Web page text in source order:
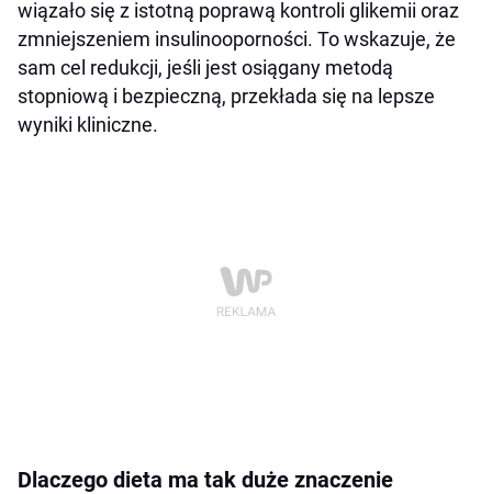
wiązało się z istotną poprawą kontroli glikemii oraz
zmniejszeniem insulinooporności. To wskazuje, że
sam cel redukcji, jeśli jest osiągany metodą
stopniową i bezpieczną, przekłada się na lepsze
wyniki kliniczne.
Dlaczego dieta ma tak duże znaczenie